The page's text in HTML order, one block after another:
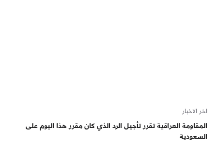
اخر الاخبار
المقاومة العراقية تقرر تأجيل الرد الذي كان مقرر هذا اليوم على
السعودية